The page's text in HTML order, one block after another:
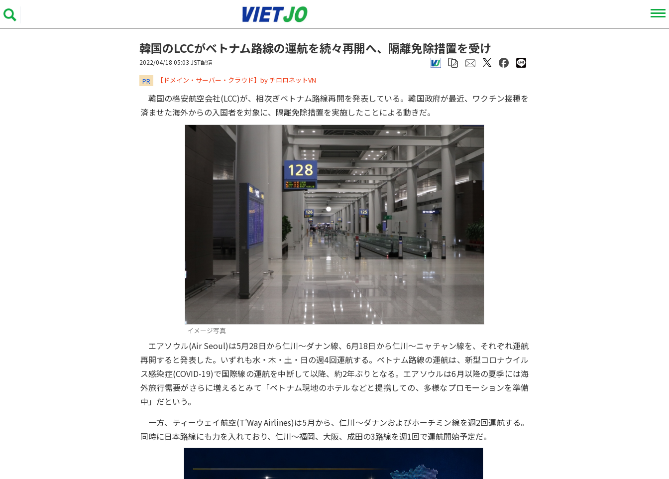
韓国のLCCがベトナム路線の運航を続々再開へ、隔離免除措置を受け
2022/04/18 05:03 JST配信
PR ​​​​​​​【ドメイン・サーバー・クラウド】by チロロネットVN
韓国の格安航空会社(LCC)が、相次ぎベトナム路線再開を発表している。韓国政府が最近、ワクチン接種を
済ませた海外からの入国者を対象に、隔離免除措置を実施したことによる動きだ。
イメージ写真
エアソウル(Air Seoul)は5月28日から仁川～ダナン線、6月18日から仁川～ニャチャン線を、それぞれ運航
再開すると発表した。いずれも水・木・土・日の週4回運航する。ベトナム路線の運航は、新型コロナウイル
ス感染症(COVID-19)で国際線の運航を中断して以降、約2年ぶりとなる。エアソウルは6月以降の夏季には海
外旅行需要がさらに増えるとみて「ベトナム現地のホテルなどと提携しての、多様なプロモーションを準備
中」だという。
一方、ティーウェイ航空(T’Way Airlines)は5月から、仁川～ダナンおよびホーチミン線を週2回運航する。
同時に日本路線にも力を入れており、仁川～福岡、大阪、成田の3路線を週1回で運航開始予定だ。